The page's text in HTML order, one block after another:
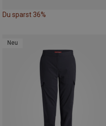
Du sparst 36%
Neu